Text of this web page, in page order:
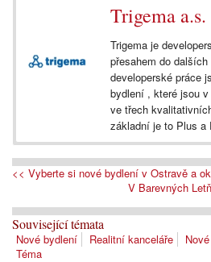
Trigema a.s.
Trigema je
přesahem do
developerské práce
bydlení , které jsou
ve třech
základní je to Plus a
<< Vyberte si nové bydlení v Ostravě a
V Barevných
Související témata
Nové bydlení Realitní kanceláře
Téma